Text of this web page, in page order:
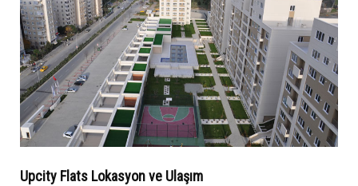
Upcity Flats Lokasyon ve Ulaşım